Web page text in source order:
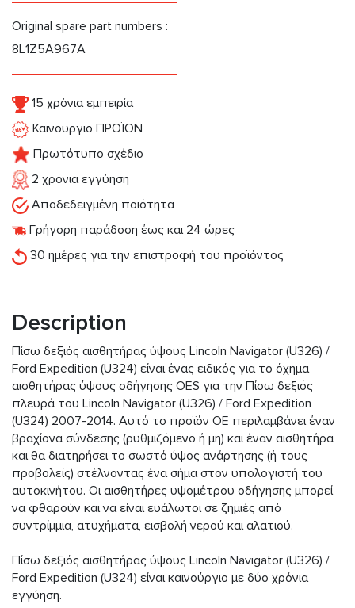
Original spare part numbers :
8L1Z5A967A
15 χρόνια εμπειρία
Καινουργιο ΠΡΟΪΟΝ
Πρωτότυπο σχέδιο
2 χρόνια εγγύηση
Αποδεδειγμένη ποιότητα
Γρήγορη παράδοση έως και 24 ώρες
30 ημέρες για την επιστροφή του προϊόντος
Description
Πίσω δεξιός αισθητήρας ύψους Lincoln Navigator (U326) /
Ford Expedition (U324) είναι ένας ειδικός για το όχημα
αισθητήρας ύψους οδήγησης OES για την Πίσω δεξιός
πλευρά του Lincoln Navigator (U326) / Ford Expedition
(U324) 2007-2014. Αυτό το προϊόν OE περιλαμβάνει έναν
βραχίονα σύνδεσης (ρυθμιζόμενο ή μη) και έναν αισθητήρα
και θα διατηρήσει το σωστό ύψος ανάρτησης (ή τους
προβολείς) στέλνοντας ένα σήμα στον υπολογιστή του
αυτοκινήτου. Οι αισθητήρες υψομέτρου οδήγησης μπορεί
να φθαρούν και να είναι ευάλωτοι σε ζημιές από
συντρίμμια, ατυχήματα, εισβολή νερού και αλατιού.
Πίσω δεξιός αισθητήρας ύψους Lincoln Navigator (U326) /
Ford Expedition (U324) είναι καινούργιο με δύο χρόνια
εγγύηση.